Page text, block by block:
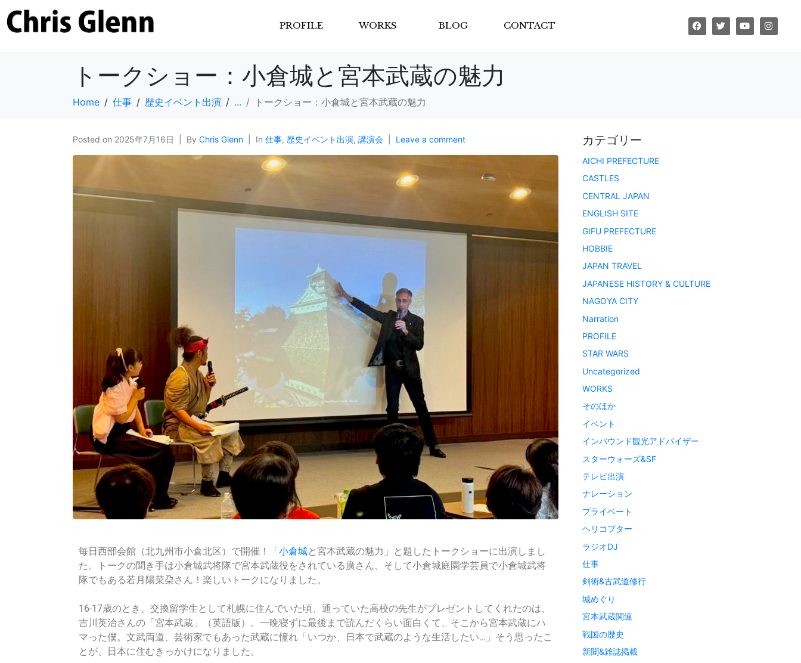
PROFILE WORKS BLOG CONTACT
トークショー：小倉城と宮本武蔵の魅力
Home 仕事 歴史イベント出演 ... トークショー：小倉城と宮本武蔵の魅力
Posted on 2025年7月16日 By Chris Glenn In 仕事, 歴史イベント出演, 講演会 Leave a comment
毎日西部会館（北九州市小倉北区）で開催！「 小倉城と宮本武蔵の魅力」と題したトークショーに出演しまし
た。トークの聞き手は小倉城武将隊で宮本武蔵役をされている廣さん、そして小倉城庭園学芸員で小倉城武将
隊でもある若月陽菜朶さん！楽しいトークになりました。
16-17歳のとき、交換留学生として札幌に住んでいた頃、通っていた高校の先生がプレゼントしてくれたのは、
吉川英治さんの「宮本武蔵」（英語版）。一晩寝ずに最後まで読んだくらい面白くて、そこから宮本武蔵にハ
マった僕。文武両道、芸術家でもあった武蔵に憧れ「いつか、日本で武蔵のような生活したい…」そう思ったこ
とが、日本に住むきっかけになりました。
カテゴリー
AICHI PREFECTURE
CASTLES
CENTRAL JAPAN
ENGLISH SITE
GIFU PREFECTURE
HOBBIE
JAPAN TRAVEL
JAPANESE HISTORY & CULTURE
NAGOYA CITY
Narration
PROFILE
STAR WARS
Uncategorized
WORKS
そのほか
イベント
インバウンド観光アドバイザー
スターウォーズ&SF
テレビ出演
ナレーション
プライベート
ヘリコプター
ラジオDJ
仕事
剣術&古武道修行
城めぐり
宮本武蔵関連
戦国の歴史
新聞&雑誌掲載